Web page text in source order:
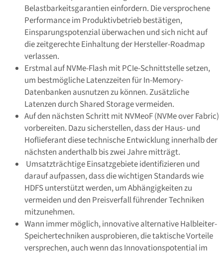
Belastbarkeitsgarantien einfordern. Die versprochene
Performance im Produktivbetrieb bestätigen,
Einsparungspotenzial überwachen und sich nicht auf
die zeitgerechte Einhaltung der Hersteller-Roadmap
verlassen.
Erstmal auf NVMe-Flash mit PCIe-Schnittstelle setzen,
um bestmögliche Latenzzeiten für In-Memory-
Datenbanken ausnutzen zu können. Zusätzliche
Latenzen durch Shared Storage vermeiden.
Auf den nächsten Schritt mit NVMeoF (NVMe over Fabric)
vorbereiten. Dazu sicherstellen, dass der Haus- und
Hoflieferant diese technische Entwicklung innerhalb der
nächsten anderthalb bis zwei Jahre mitträgt.
Umsatzträchtige Einsatzgebiete identifizieren und
darauf aufpassen, dass die wichtigen Standards wie
HDFS unterstützt werden, um Abhängigkeiten zu
vermeiden und den Preisverfall führender Techniken
mitzunehmen.
Wann immer möglich, innovative alternative Halbleiter-
Speichertechniken ausprobieren, die taktische Vorteile
versprechen, auch wenn das Innovationspotential im